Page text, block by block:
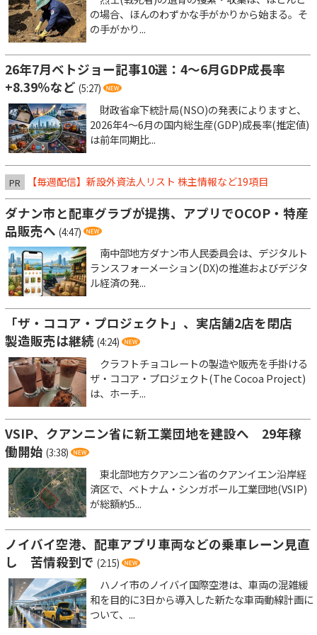
の場合、ほんのわずかな手がかりから始まる。そ
の手がかり...
26年7月ベトジョー記事10選：4～6月GDP成長率
+8.39％など (5:27)
財政省傘下統計局(NSO)の発表によりますと、
2026年4～6月の国内総生産(GDP)成長率(推定値)
は前年同期比...
PR 【毎週配信】新設外資法人リスト 株主情報など19項目
ダナン市と配車グラブが提携、アプリでOCOP・特産
品販売へ (4:47)
南中部地方ダナン市人民委員会は、デジタルト
ランスフォーメーション(DX)の推進およびデジタ
ル経済の発...
「ザ・ココア・プロジェクト」、実店舗2店を閉店
製造販売は継続 (4:24)
クラフトチョコレートの製造や販売を手掛ける
ザ・ココア・プロジェクト(The Cocoa Project)
は、ホーチ...
VSIP、クアンニン省に新工業団地を建設へ 29年稼
働開始 (3:38)
東北部地方クアンニン省のクアンイエン沿岸経
済区で、ベトナム・シンガポール工業団地(VSIP)
が総額約5...
ノイバイ空港、配車アプリ車両などの乗車レーン見直
し 苦情殺到で (2:15)
ハノイ市のノイバイ国際空港は、車両の混雑緩
和を目的に3日から導入した新たな車両動線計画に
ついて、...